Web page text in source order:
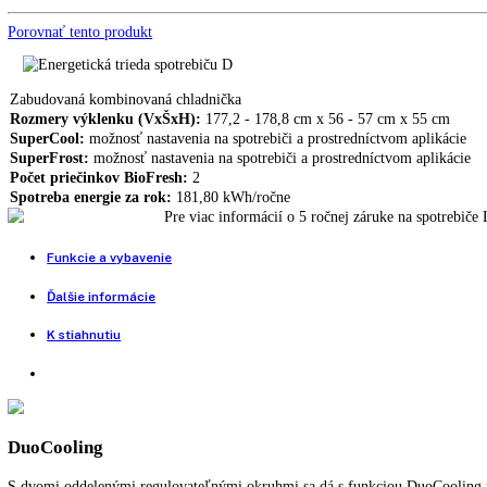
LIEBHERR ICBdi 5182 Peak BioFreshProfesional Wifi Dávkovač
LIEBHERR ICBNd 5163 Prime BioFresh NoFrost, IceMaker Fix
1.614,00€
Priečinok na ovocie a zeleninu, DrySafe, DuoCooling, Integrovaný
dverí, Oddelená regulácia teploty, CleaningMode, EnergySaver,
Teplotný poplach, Filter z aktívneho uhlia FreshAir, Uskladnenie
Nie je na sklade
Porovnať tento produkt
Zabudovaná kombinovaná chladnička
Rozmery výklenku (VxŠxH):
SuperFrost:možnosť nastavenia na spotrebiči a prostredníctvom